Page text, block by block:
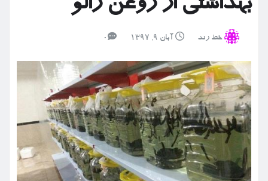
بهداشتی از روغن زالو
خط رند آبان ۹, ۱۳۹۷ 0